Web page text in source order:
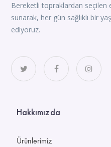
Bereketli topraklardan seçilen
sunarak, her gün sağlıklı bir
ediyoruz.
Hakkımızda
Ürünlerimiz